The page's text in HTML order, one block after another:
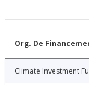
Org. De
Climate Investment